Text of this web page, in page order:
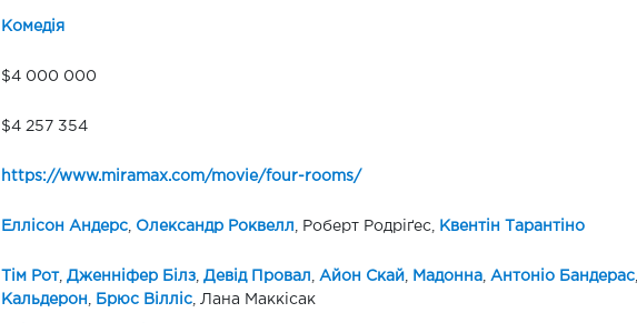
Комедія
$4 000 000
$4 257 354
https://www.miramax.com/movie/four-rooms/
Еллісон Андерс, Олександр Роквелл , Роберт Родріґес, Квентін Тарантіно
Тім Рот, Дженніфер Білз, Девід Провал Айон Скай Мадонна, Антоніо Бандерас,
Кальдерон
Брюс Вілліс, Лана Маккісак